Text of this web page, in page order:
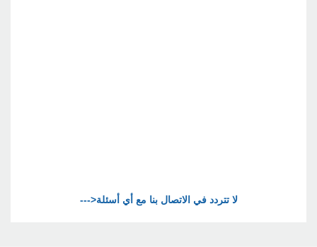
--->لا تتردد في الاتصال بنا مع أي أسئلة